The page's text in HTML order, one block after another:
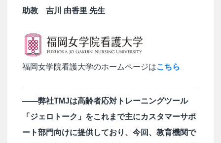
助教 吉川 由香里 先生
福岡女学院看護大学のホームページはこちら
――弊社TMJは高齢者応対トレーニングツール
「ジェロトーク」をこれまで主にカスタマーサポ
ート部門向けに提供しており、今回、教育機関で